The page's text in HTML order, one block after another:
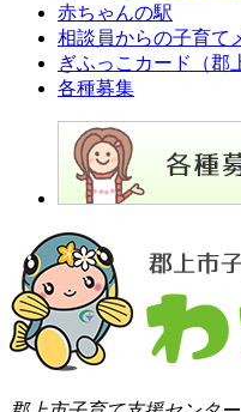
赤ちゃんの駅
相談員からの子育て
ぎふっこカード（郡
各種募集